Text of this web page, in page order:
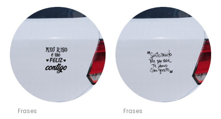
Frases Frases